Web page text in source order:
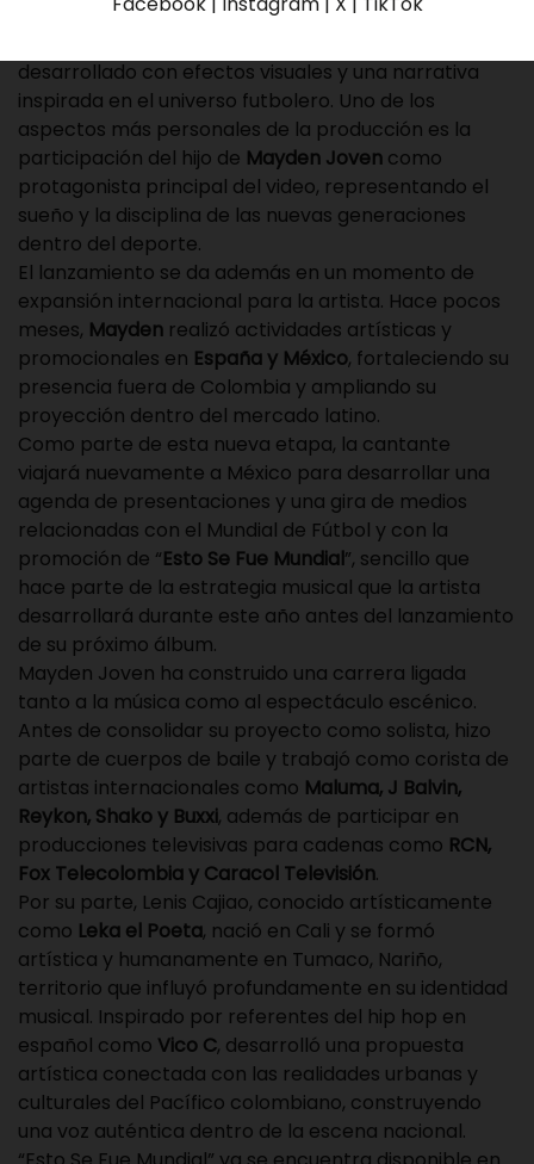
cultura deportiva.
desarrollado con efectos visuales y una narrativa
inspirada en el universo futbolero. Uno de los
aspectos más personales de la producción es la
participación del hijo de Mayden Joven como
protagonista principal del video, representando el
sueño y la disciplina de las nuevas generaciones
dentro del deporte.
El lanzamiento se da además en un momento de
expansión internacional para la artista. Hace pocos
meses, Mayden realizó actividades artísticas y
promocionales en España y México, fortaleciendo su
presencia fuera de Colombia y ampliando su
proyección dentro del mercado latino.
Como parte de esta nueva etapa, la cantante
viajará nuevamente a México para desarrollar una
agenda de presentaciones y una gira de medios
relacionadas con el Mundial de Fútbol y con la
promoción de “Esto Se Fue Mundial”, sencillo que
hace parte de la estrategia musical que la artista
desarrollará durante este año antes del lanzamiento
de su próximo álbum.
Mayden Joven ha construido una carrera ligada
tanto a la música como al espectáculo escénico.
Antes de consolidar su proyecto como solista, hizo
parte de cuerpos de baile y trabajó como corista de
artistas internacionales como Maluma, J Balvin,
Reykon, Shako y Buxxi, además de participar en
producciones televisivas para cadenas como RCN,
Fox Telecolombia y Caracol Televisión.
Por su parte, Lenis Cajiao, conocido artísticamente
como Leka el Poeta, nació en Cali y se formó
artística y humanamente en Tumaco, Nariño,
territorio que influyó profundamente en su identidad
musical. Inspirado por referentes del hip hop en
español como Vico C, desarrolló una propuesta
artística conectada con las realidades urbanas y
culturales del Pacífico colombiano, construyendo
una voz auténtica dentro de la escena nacional.